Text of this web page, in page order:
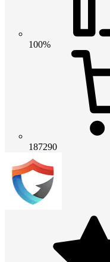
100%
187290